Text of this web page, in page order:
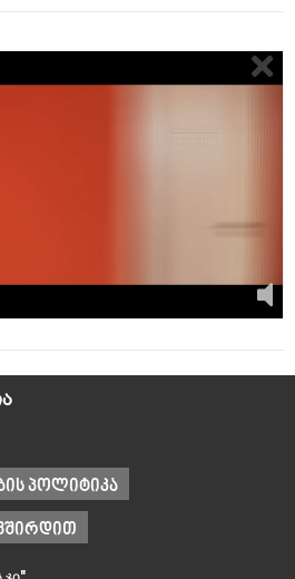
პოლიტიკა